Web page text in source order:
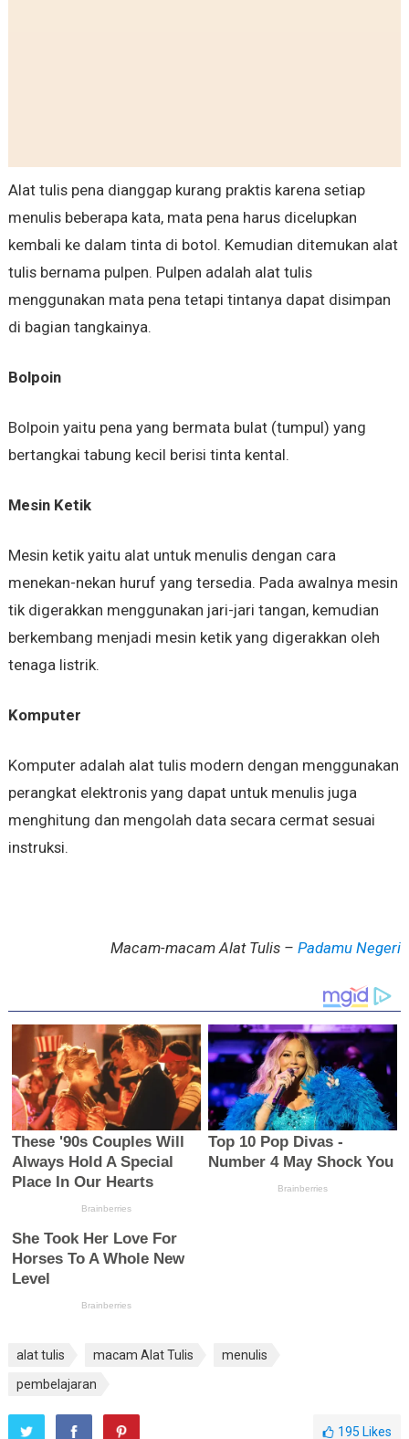
Alat tulis pena dianggap kurang praktis karena setiap
menulis beberapa kata, mata pena harus dicelupkan
kembali ke dalam tinta di botol. Kemudian ditemukan alat
tulis bernama pulpen. Pulpen adalah alat tulis
menggunakan mata pena tetapi tintanya dapat disimpan
di bagian tangkainya.
Bolpoin
Bolpoin yaitu pena yang bermata bulat (tumpul) yang
bertangkai tabung kecil berisi tinta kental.
Mesin Ketik
Mesin ketik yaitu alat untuk menulis dengan cara
menekan-nekan huruf yang tersedia. Pada awalnya mesin
tik digerakkan menggunakan jari-jari tangan, kemudian
berkembang menjadi mesin ketik yang digerakkan oleh
tenaga listrik.
Komputer
Komputer adalah alat tulis modern dengan menggunakan
perangkat elektronis yang dapat untuk menulis juga
menghitung dan mengolah data secara cermat sesuai
instruksi.
Macam-macam Alat Tulis –Padamu Negeri
alat tulis macam Alat Tulis
menulis
pembelajaran
195 Likes